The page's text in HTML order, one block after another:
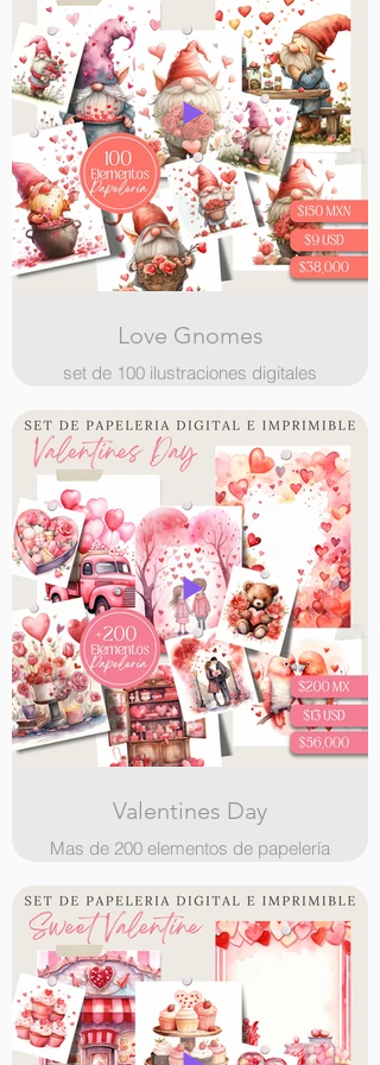
Love Gnomes
set de 100 ilustraciones digitales
Valentines Day
Mas de 200 elementos de papelería
bordes ilustrados y stickers